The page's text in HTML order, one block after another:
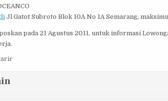
Jl Gatot Subroto Blok 10A No 1A Semarang,
pada 21 Agustus 2011, untuk informasi